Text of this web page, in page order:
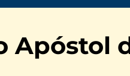
Apóstol